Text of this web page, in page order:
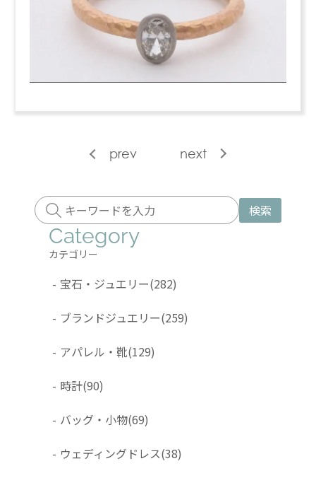
prev next
検索
Category
カテゴリー
- 宝石・ジュエリー(282)
- ブランドジュエリー(259)
- アパレル・靴(129)
- 時計(90)
- バッグ・小物(69)
- ウェディングドレス(38)